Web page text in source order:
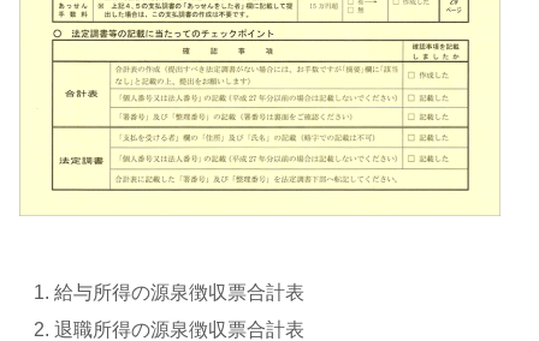
給与所得の源泉徴収票合計表
退職所得の源泉徴収票合計表